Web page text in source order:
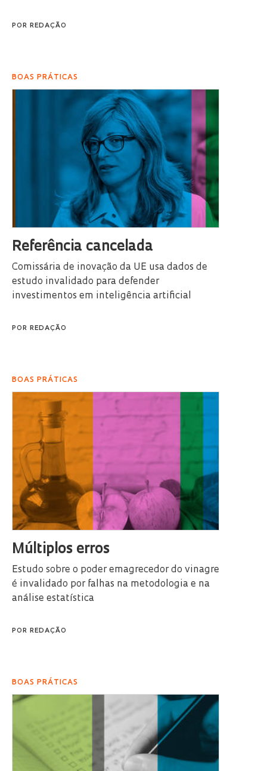
POR REDAÇÃO
BOAS PRÁTICAS
Referência cancelada
Comissária de inovação da UE usa dados de
estudo invalidado para defender
investimentos em inteligência artificial
POR REDAÇÃO
BOAS PRÁTICAS
Múltiplos erros
Estudo sobre o poder emagrecedor do vinagre
é invalidado por falhas na metodologia e na
análise estatística
POR REDAÇÃO
BOAS PRÁTICAS